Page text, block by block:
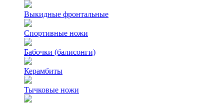
Выкидные фронтальные
Спортивные ножи
Бабочки (балисонги)
Керамбиты
Тычковые ножи